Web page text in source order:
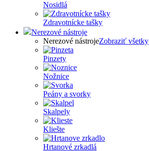
Nosidlá
Zdravotnícke tašky
Nerezové nástroje
Nerezové nástrojeZobraziť všetky
Pinzety
Nožnice
Peány a svorky
Skalpely
Kliešte
Hrtanové zrkadlá